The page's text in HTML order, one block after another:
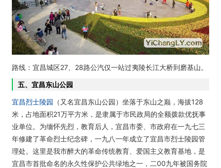
路线：宜昌城区27、28路公汽仅一站过夷陵长江大桥到磨基山。
五、宜昌东山公园
宜昌烈士陵园 （又名宜昌东山公园）坐落于东山之巅，海拔128
米，占地面积21万平方米，是隶属于市民政局的全额拨款优抚事
业单位。为缅怀先烈，教育后人，宜昌市委、市政府在一九七三
年修建了革命烈士纪念碑，一九八一年成立了宜昌市烈士陵园管
理处。这里是我市醉大的革命传统教育、爱国主义教育基地，是
宜昌市首批命名的永久性保护公共绿地之一，二00九年被国务院